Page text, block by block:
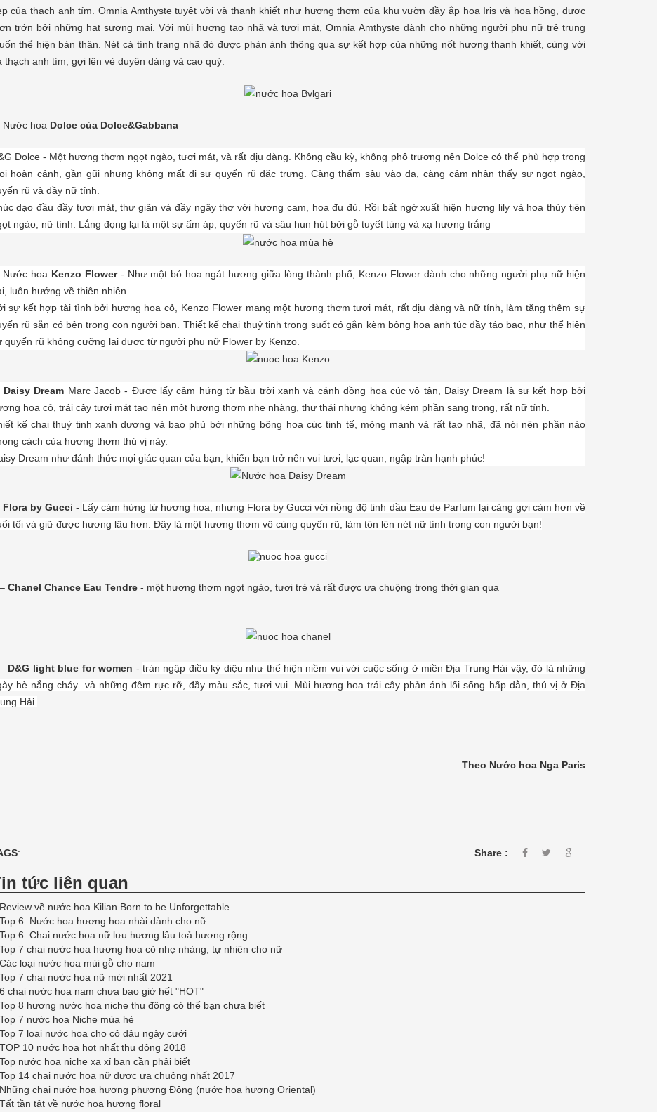
của thạch anh tím. Omnia Amthyste tuyệt vời và thanh khiết như hương thơm của khu vườn đầy ắp hoa Iris và hoa hồng, được
trớn bởi những hạt sương mai. Với mùi hương tao nhã và tươi mát, Omnia Amthyste dành cho những người phụ nữ trẻ trung
thể hiện bản thân. Nét cá tính trang nhã đó được phản ánh thông qua sự kết hợp của những nốt hương thanh khiết, cùng với
thạch anh tím, gợi lên vẻ duyên dáng và cao quý.
Nước hoa Dolce của Dolce&Gabbana
Dolce- Một hương thơm ngọt ngào, tươi mát, và rất dịu dàng. Không cầu kỳ, không phô trương nên Dolce có thể phù hợp trong
hoàn cảnh, gần gũi nhưng không mất đi sự quyến rũ đặc trưng. Càng thấm sâu vào da, càng cảm nhận thấy sự ngọt ngào,
rũ và đầy nữ tính.
dạo đầu đầy tươi mát, thư giãn và đầy ngây thơ với hương cam, hoa đu đủ. Rồi bất ngờ xuất hiện hương lily và hoa thủy tiên
ngào, nữ tính. Lắng đọng lại là một sự ấm áp, quyến rũ và sâu hun hút bởi gỗ tuyết tùng và xạ hương trắng
Nước hoa Kenzo Flower- Như một bó hoa ngát hương giữa lòng thành phố, Kenzo Flower dành cho những người phụ nữ hiện
luôn hướng về thiên nhiên.
sự kết hợp tài tình bởi hương hoa cỏ, Kenzo Flower mang một hương thơm tươi mát, rất dịu dàng và nữ tính, làm tăng thêm sự
rũ sẵn có bên trong con người bạn. Thiết kế chai thuỷ tinh trong suốt có gắn kèm bông hoa anh túc đầy táo bạo, như thể hiện
quyến rũ không cưỡng lại được từ người phụ nữ Flower by Kenzo.
Daisy Dream Marc Jacob - Được lấy cảm hứng từ bầu trời xanh và cánh đồng hoa cúc vô tận, Daisy Dream là sự kết hợp bởi
hoa cỏ, trái cây tươi mát tạo nên một hương thơm nhẹ nhàng, thư thái nhưng không kém phần sang trọng, rất nữ tính.
kế chai thuỷ tinh xanh dương và bao phủ bởi những bông hoa cúc tinh tế, mỏng manh và rất tao nhã, đã nói nên phần nào
cách của hương thơm thú vị này.
Dream như đánh thức mọi giác quan của bạn, khiến bạn trở nên vui tươi, lạc quan, ngập tràn hạnh phúc!
Flora by Gucci - Lấy cảm hứng từ hương hoa, nhưng Flora by Gucci với nồng độ tinh dầu Eau de Parfum lại càng gợi cảm hơn về
tối và giữ được hương lâu hơn. Đây là một hương thơm vô cùng quyến rũ, làm tôn lên nét nữ tính trong con người bạn!
Chanel Chance Eau Tendre- một hương thơm ngọt ngào, tươi trẻ và rất được ưa chuộng trong thời gian qua
D&G light blue for women - tràn ngập điều kỳ diệu như thể hiện niềm vui với cuộc sống ở miền Địa Trung Hải vậy, đó là những
hè nắng cháy và những đêm rực rỡ, đầy màu sắc, tươi vui. Mùi hương hoa trái cây phản ánh lối sống hấp dẫn, thú vị ở Địa
Hải.
Theo Nước hoa Nga Paris
: Share :
tức liên quan
Review về nước hoa Kilian Born to be Unforgettable
Top 6: Nước hoa hương hoa nhài dành cho nữ.
Top 6: Chai nước hoa nữ lưu hương lâu toả hương rộng.
Top 7 chai nước hoa hương hoa cỏ nhẹ nhàng, tự nhiên cho nữ
Các loại nước hoa mùi gỗ cho nam
Top 7 chai nước hoa nữ mới nhất 2021
6 chai nước hoa nam chưa bao giờ hết "HOT"
Top 8 hương nước hoa niche thu đông có thể bạn chưa biết
Top 7 nước hoa Niche mùa hè
Top 7 loại nước hoa cho cô dâu ngày cưới
TOP 10 nước hoa hot nhất thu đông 2018
Top nước hoa niche xa xỉ bạn cần phải biết
Top 14 chai nước hoa nữ được ưa chuộng nhất 2017
Những chai nước hoa hương phương Đông (nước hoa hương Oriental)
Tất tần tật về nước hoa hương floral